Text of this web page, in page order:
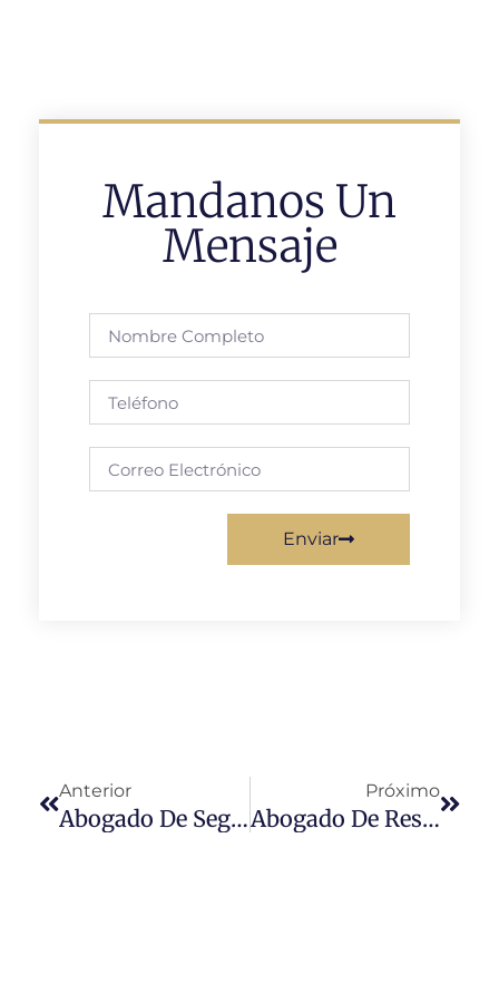
Mandanos Un
Mensaje
Enviar
Anterior
Abogado De Seguridad Negligente De Miami
Próximo
Abogado De Responsabilidad De Productos De Miami